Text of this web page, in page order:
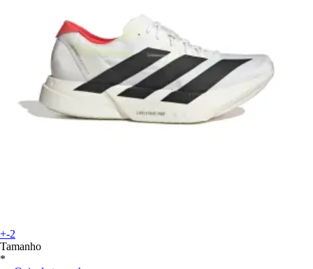
+-2
Tamanho
*